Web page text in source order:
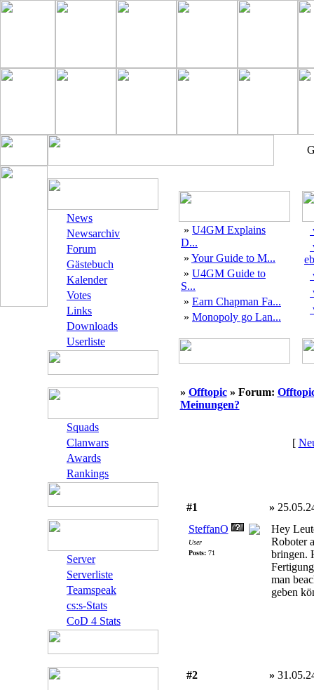
News
Newsarchiv
Forum
Gästebuch
Kalender
Votes
Links
Downloads
Userliste
Squads
Clanwars
Awards
Rankings
Server
Serverliste
Teamspeak
cs:s-Stats
CoD 4 Stats
» U4GM Explains
D...
» Your Guide to M...
» U4GM Guide to
S...
» Earn Chapman Fa...
» Monopoly go Lan...
» Offtopic » Forum:
Meinungen?
[
#1 »
SteffanO
User
Posts:71
Hey
Roboter
bringen.
man
geben
#2 »